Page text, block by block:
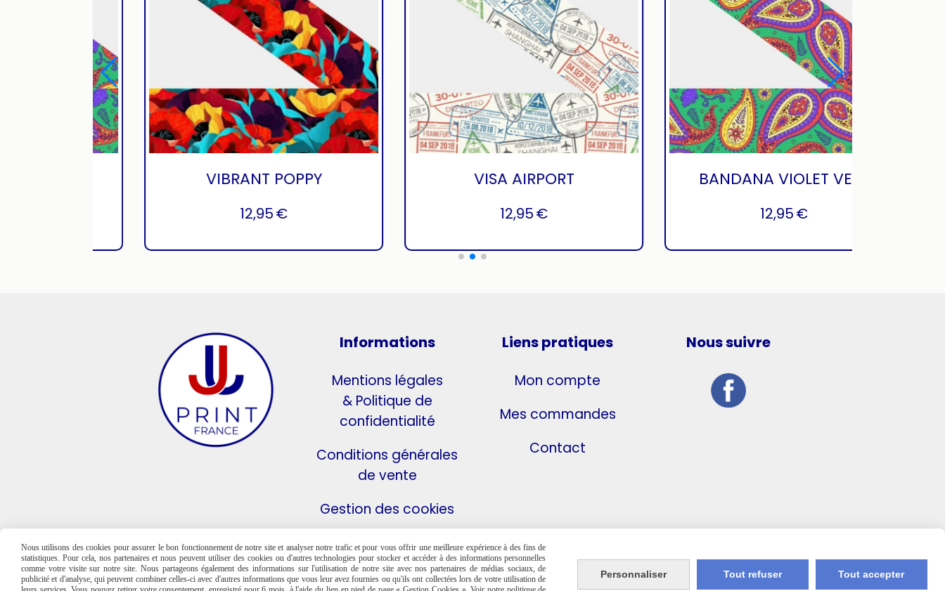
BANDANA VIOLET VERT
€
VIBRANT POPPY
€
VISA AIRPORT
€
Informations
Mentions légales
& Politique de
confidentialité
Conditions générales
de vente
Gestion des cookies
Liens pratiques
Mon compte
Mes commandes
Contact
Nous suivre
Nous utilisons des cookies pour assurer le bon fonctionnement de notre site et analyser notre trafic et pour vous offrir une meilleure expérience à des fins de
statistiques. Pour cela, nos partenaires et nous peuvent utiliser des cookies ou d'autres technologies pour stocker et accéder à des informations personnelles
comme votre visite sur notre site. Nous partageons également des informations sur l'utilisation de notre site avec nos partenaires de médias sociaux, de
publicité et d'analyse, qui peuvent combiner celles-ci avec d'autres informations que vous leur avez fournies ou qu'ils ont collectées lors de votre utilisation de
Personnaliser Tout refuser Tout accepter